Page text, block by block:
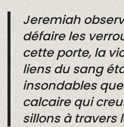
Jeremiah
défaire les
cette porte, la
liens du sang
insondables
calcaire qui
sillons à travers